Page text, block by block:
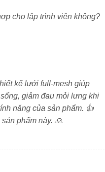
cho lập trình viên không?
kế lưới full-mesh giúp
giảm đau mỏi lưng khi
năng của sản phẩm. 👍
phẩm này. 🙏